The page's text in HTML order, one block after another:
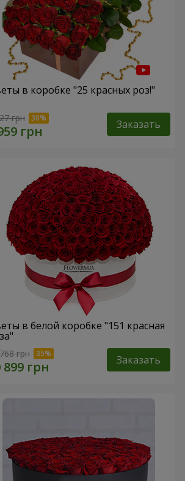
в коробке "25 красных роз!"
грн Заказать
в белой коробке "151 красная
грн Заказать